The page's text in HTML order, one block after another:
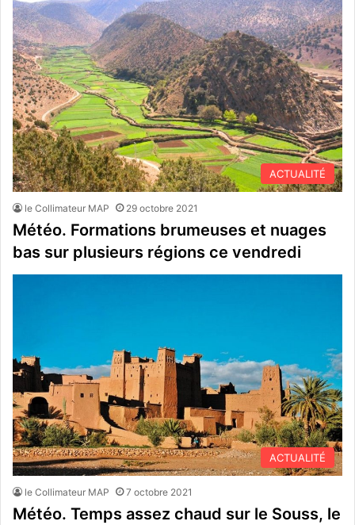
ACTUALITÉ
le Collimateur MAP 29 octobre 2021
Météo. Formations brumeuses et nuages
bas sur plusieurs régions ce vendredi
ACTUALITÉ
le Collimateur MAP 7 octobre 2021
Météo. Temps assez chaud sur le Souss, le